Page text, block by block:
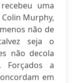
uma
Murphy,
não de
seja o
não decola
Forçados a
em